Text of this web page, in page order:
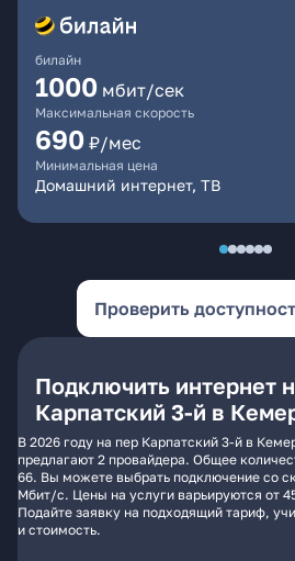
билайн
1000 мбит/сек
Максимальная скорость
690 ₽/мес
Минимальная цена
Домашний интернет, ТВ
Проверить
Подключить интернет
Карпатский 3-й в
В 2026 году на пер Карпатский 3-й в
предлагают 2 провайдера. Общее
66. Вы можете выбрать подключение со
Мбит/с. Цены на услуги варьируются от
Подайте заявку на подходящий тариф,
и стоимость.